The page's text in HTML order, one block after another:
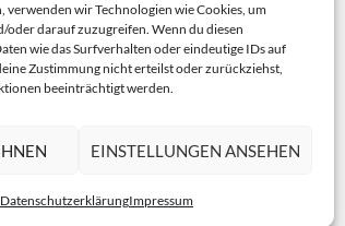
verwenden wir Technologien wie Cookies, um
darauf zuzugreifen. Wenn du diesen
wie das Surfverhalten oder eindeutige IDs auf
Zustimmung nicht erteilst oder zurückziehst,
beeinträchtigt werden.
EINSTELLUNGEN ANSEHEN
DatenschutzerklärungImpressum